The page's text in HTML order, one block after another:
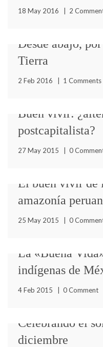
despierta, el tema de la
18 May 2016 2
Green* reflexiona sobre
Desde abajo,
Tierra
2 Feb 2016 1 Comments
Escobar, antropólogo
Buen vivir:
postcapitalista?
27 May 2015 0
preguntándose si es
El buen vivir de
amazonía
25 May 2015 0
Asháninca define el
La «Buena
indígenas de
4 Feb 2015 0 Comment
Celebrando el
diciembre